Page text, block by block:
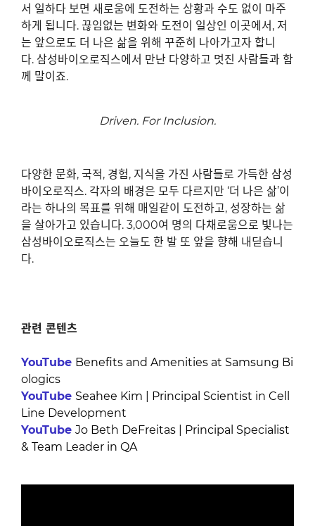
서 일하다 보면 새로움에 도전하는 상황과 수도 없이 마주
하게 됩니다. 끊임없는 변화와 도전이 일상인 이곳에서 , 저
는 앞으로도 더 나은 삶을 위해 꾸준히 나아가고자 합니
다. 삼성바이오로직스에서 만난 다양하고 멋진 사람들과 함
께 말이죠.
Driven. For Inclusion.
다양한 문화, 국적, 경험, 지식을 가진 사람들로 가득한 삼성
바이오로직스. 각자의 배경은 모두 다르지만 ‘더 나은 삶’이
라는 하나의 목표를 위해 매일같이 도전하고, 성장하는 삶
을 살아가고 있습니다. 3,000여 명의 다채로움으로 빛나는
삼성바이오로직스는 오늘도 한 발 또 앞을 향해 내딛습니
다.
관련 콘텐츠
YouTube Benefits and Amenities at Samsung Bi
ologics
YouTube Seahee Kim | Principal Scientist in Cell
Line Development
YouTube Jo Beth DeFreitas | Principal Specialist
& Team Leader in QA